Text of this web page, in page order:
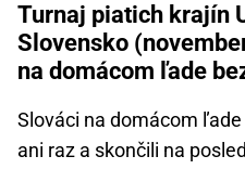
Turnaj piatich krajín
Slovensko
na domácom ľade
Slováci na domácom
ani raz a skončili na